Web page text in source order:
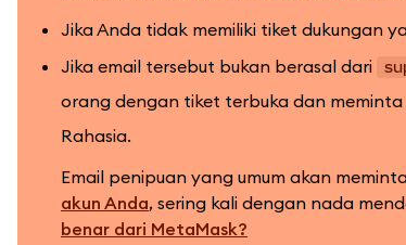
Jika Anda tidak memiliki tiket dukungan
Jika email tersebut bukan berasal dari
orang dengan tiket terbuka dan meminta
Rahasia.
Email penipuan yang umum akan
akun Anda, sering kali dengan nada
benar dari MetaMask?